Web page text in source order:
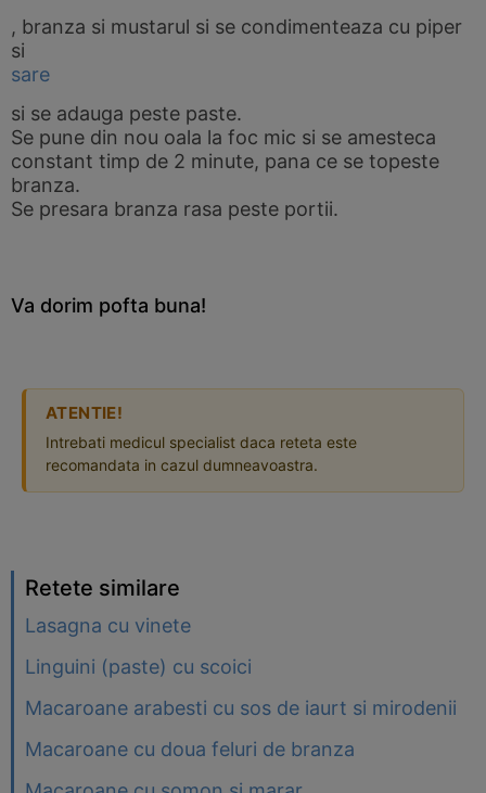
, branza si mustarul si se condimenteaza cu piper
si
sare
si se adauga peste paste.
Se pune din nou oala la foc mic si se amesteca
constant timp de 2 minute, pana ce se topeste
branza.
Se presara branza rasa peste portii.
Va dorim pofta buna!
ATENTIE!
Intrebati medicul specialist daca reteta este
recomandata in cazul dumneavoastra.
Retete similare
Lasagna cu vinete
Linguini (paste) cu scoici
Macaroane arabesti cu sos de iaurt si mirodenii
Macaroane cu doua feluri de branza